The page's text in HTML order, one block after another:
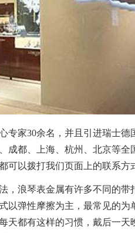
专家30余名，并且引进瑞士
成都、上海、杭州、北京等
以拨打我们页面上的联系方
浪琴表金属有许多不同的带
以弹性摩擦为主，最常见的为
天都有这样的习惯，戴后一天